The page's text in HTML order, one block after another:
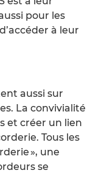
pour les
à leur
aussi sur
La convivialité
et créer un lien
Tous les
», une
se